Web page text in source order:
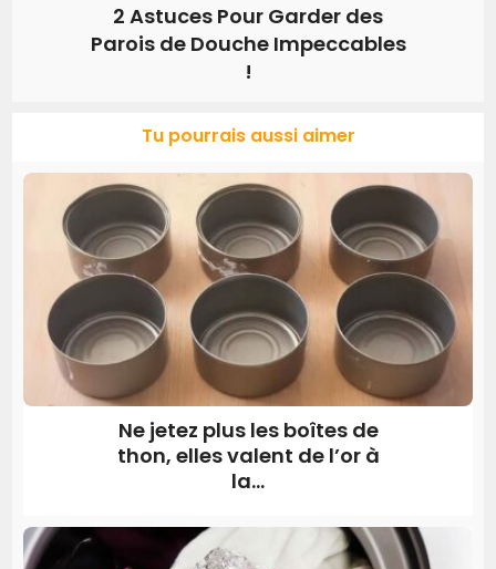
2 Astuces Pour Garder des
Parois de Douche Impeccables
!
Tu pourrais aussi aimer
Ne jetez plus les boîtes de
thon, elles valent de l’or à
la...